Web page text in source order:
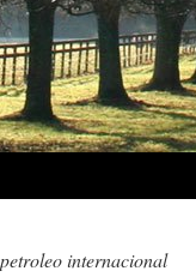
internacional